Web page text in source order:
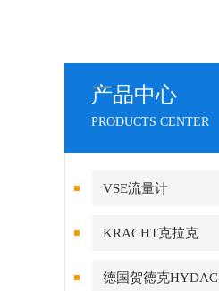
产品中心
PRODUCTS CENTER
VSE流量计
KRACHT克拉克
德国贺德克HYDAC